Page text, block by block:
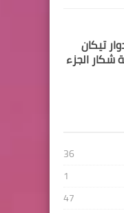
تيكان
شكار الجزء
36
1
47